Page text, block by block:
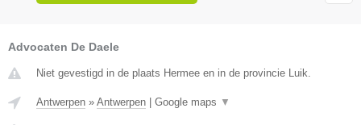
Advocaten De Daele
Niet gevestigd in de plaats Hermee en in de provincie Luik.
Antwerpen » Antwerpen Google maps ▼